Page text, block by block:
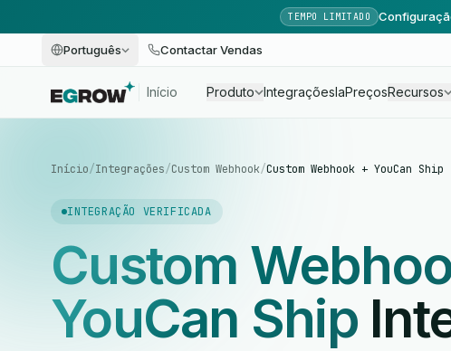
TEMPO LIMITADO
Português Contactar Vendas
Início Produto IntegraçõesIaPreçosRecursos
Início/Integrações/Custom Webhook/Custom Webhook + YouCan Ship
INTEGRAÇÃO VERIFICADA
Custom
YouCan Ship